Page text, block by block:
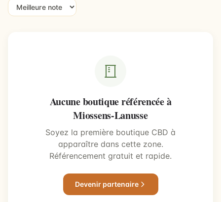
Aucune boutique référencée à
Miossens-Lanusse
Soyez la première boutique CBD à
apparaître dans cette zone.
Référencement gratuit et rapide.
Devenir partenaire